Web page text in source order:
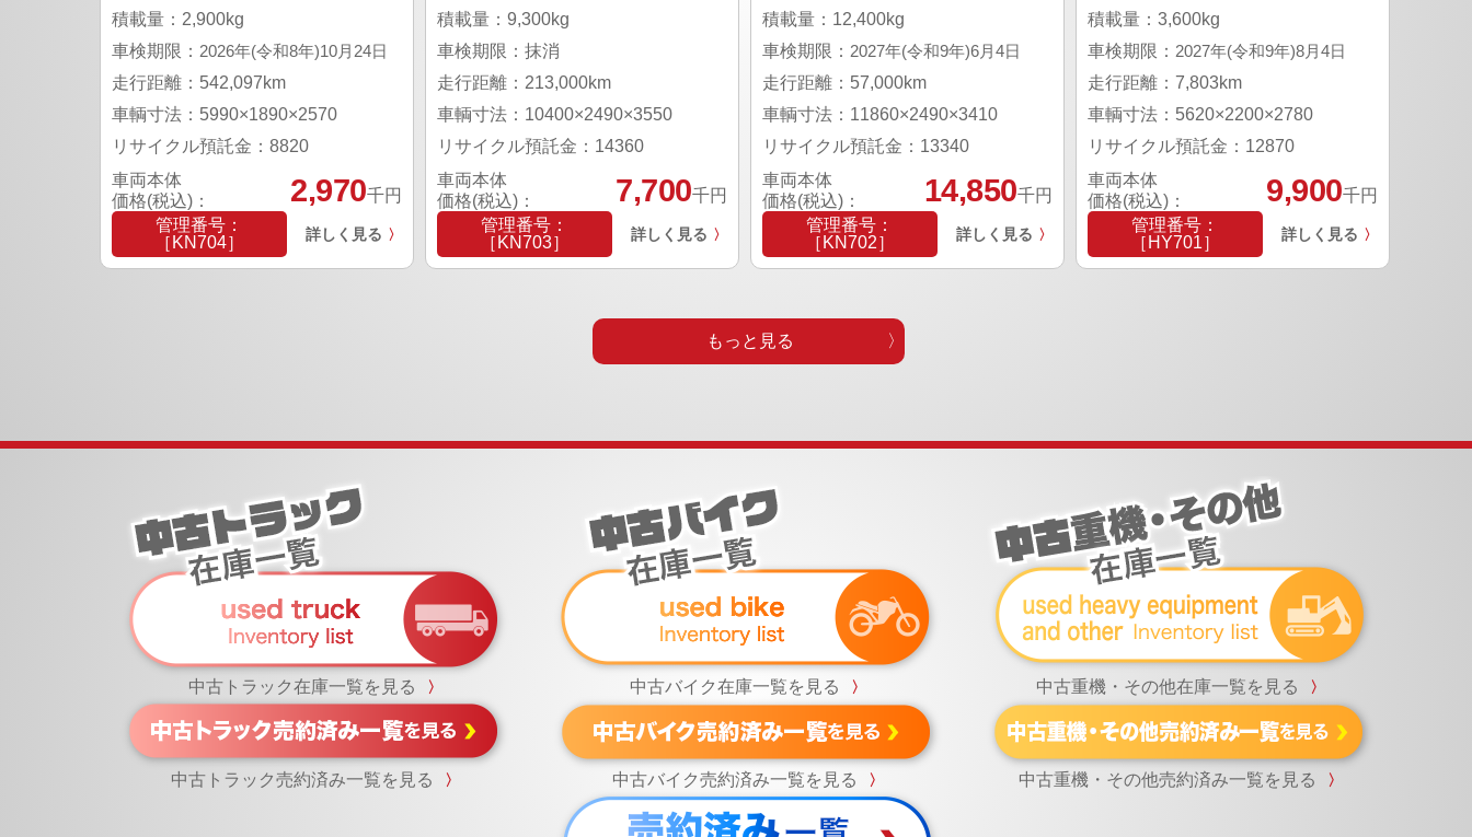
積載量：2,900kg
車検期限： 2026年(令和8年)10月24日
走行距離：542,097km
車輌寸法：5990×1890×2570
リサイクル預託金：8820
車両本体
価格(税込)：
2,970千円
管理番号：
［KN704］
詳しく見る 〉
積載量：9,300kg
車検期限：抹消
走行距離：213,000km
車輌寸法：10400×2490×3550
リサイクル預託金：14360
車両本体
価格(税込)：
7,700千円
管理番号：
［KN703］
詳しく見る 〉
積載量：12,400kg
車検期限： 2027年(令和9年)6月4日
走行距離：57,000km
車輌寸法：11860×2490×3410
リサイクル預託金：13340
車両本体
価格(税込)：
14,850千円
管理番号：
［KN702］
詳しく見る 〉
積載量：3,600kg
車検期限： 2027年(令和9年)8月4日
走行距離：7,803km
車輌寸法：5620×2200×2780
リサイクル預託金：12870
車両本体
価格(税込)：
9,900千円
管理番号：
［HY701］
詳しく見る 〉
もっと見る
中古トラック在庫一覧を見る 〉 中古バイク在庫一覧を見る 〉 中古重機・その他在庫一覧を見る 〉
中古トラック売約済み一覧を見る 〉 中古バイク売約済み一覧を見る 〉 中古重機・その他売約済み一覧を見る 〉